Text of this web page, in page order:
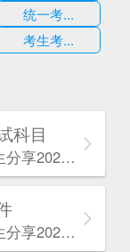
统一考...
考生考...
科目
四川成人高考网​为广大考生分享2025年10月四川成考考试科目。为广大在职人员和社会人士提供学历提升的机会。更多四川成考考试信息，欢迎在线访问四川成人高考网。
四川成人高考网​为广大考生分享2025年‌‌‌‌四川成考报考条件。为广大在职人员和社会人士提供学历提升的机会。更多四川成考考试信息，欢迎在线访问四川成人高考网。